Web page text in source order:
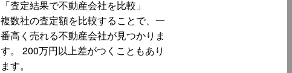
「査定結果で不動産会社を比較」
複数社の査定額を比較することで、一
番高く売れる不動産会社が見つかりま
す。 200万円以上差がつくこともあり
ます。